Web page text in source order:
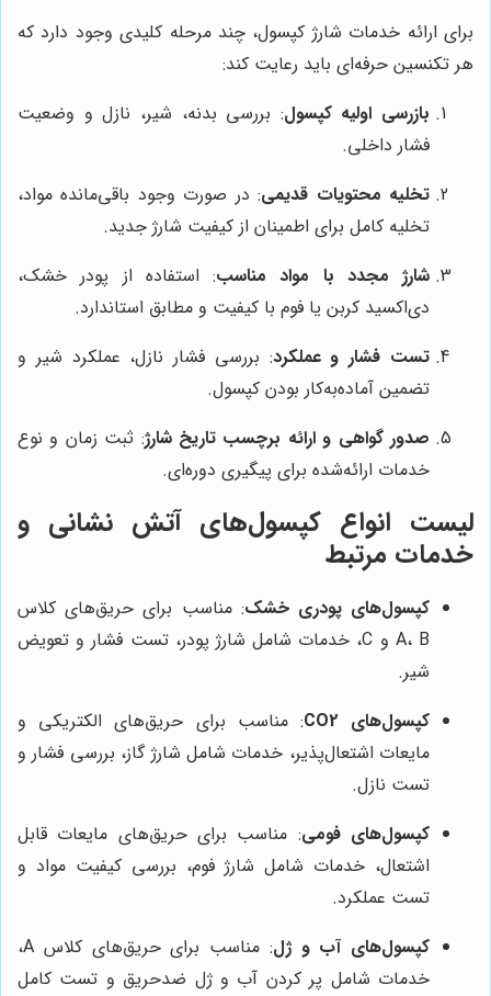
برای ارائه خدمات شارژ کپسول، چند مرحله کلیدی وجود دارد که
هر تکنسین حرفه‌ای باید رعایت کند:
بازرسی اولیه کپسول: بررسی بدنه، شیر، نازل و وضعیت
فشار داخلی.
تخلیه محتویات قدیمی: در صورت وجود باقی‌مانده مواد،
تخلیه کامل برای اطمینان از کیفیت شارژ جدید.
شارژ مجدد با مواد مناسب: استفاده از پودر خشک،
دی‌اکسید کربن یا فوم با کیفیت و مطابق استاندارد.
تست فشار و عملکرد: بررسی فشار نازل، عملکرد شیر و
تضمین آماده‌به‌کار بودن کپسول.
صدور گواهی و ارائه برچسب تاریخ شارژ: ثبت زمان و نوع
خدمات ارائه‌شده برای پیگیری دوره‌ای.
لیست انواع کپسول‌های آتش نشانی و
خدمات مرتبط
کپسول‌های پودری خشک: مناسب برای حریق‌های کلاس
A، B و C، خدمات شامل شارژ پودر، تست فشار و تعویض
شیر.
کپسول‌های CO2
: مناسب برای حریق‌های الکتریکی و
مایعات اشتعال‌پذیر، خدمات شامل شارژ گاز، بررسی فشار و
تست نازل.
کپسول‌های فومی: مناسب برای حریق‌های مایعات قابل
اشتعال، خدمات شامل شارژ فوم، بررسی کیفیت مواد و
تست عملکرد.
کپسول‌های آب و ژل
: مناسب برای حریق‌های کلاس A،
خدمات شامل پر کردن آب و ژل ضدحریق و تست کامل